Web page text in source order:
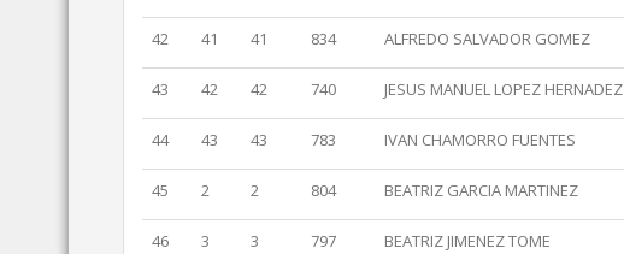
42 41 41 834 ALFREDO SALVADOR GOMEZ
43 42 42 740 JESUS MANUEL LOPEZ HERNADEZ
44 43 43 783 IVAN CHAMORRO FUENTES
45 2 2 804 BEATRIZ GARCIA MARTINEZ
46 3 3 797 BEATRIZ JIMENEZ TOME